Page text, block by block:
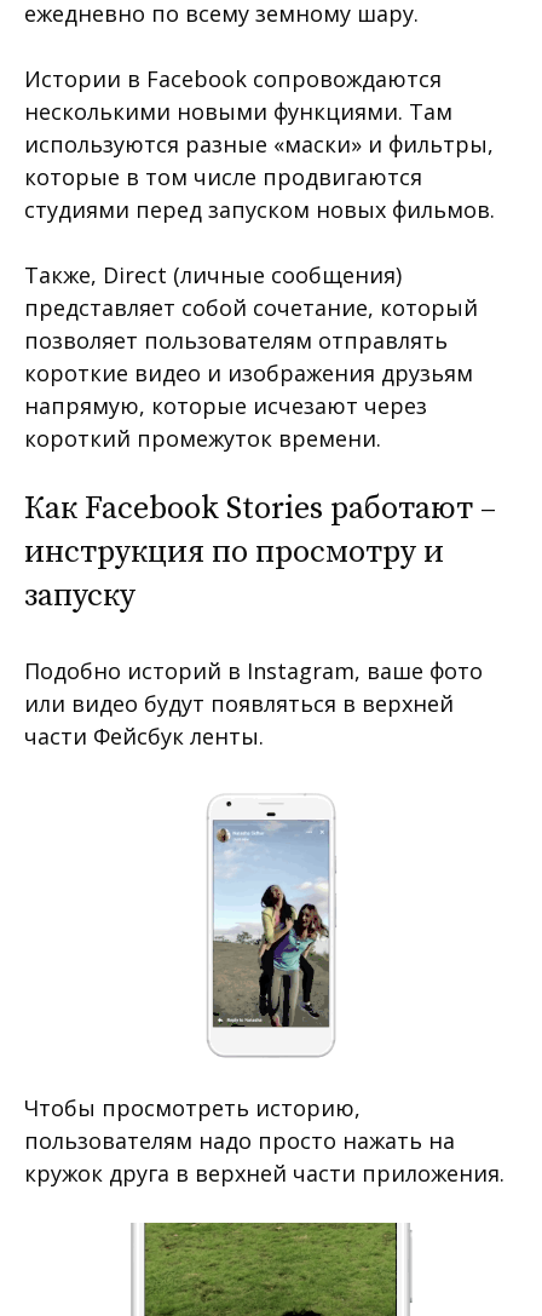
ежедневно по всему земному шару.
Истории в Facebook сопровождаются
несколькими новыми функциями. Там
используются разные «маски» и фильтры,
которые в том числе продвигаются
студиями перед запуском новых фильмов.
Также, Direct (личные сообщения)
представляет собой сочетание, который
позволяет пользователям отправлять
короткие видео и изображения друзьям
напрямую, которые исчезают через
короткий промежуток времени.
Как Facebook Stories работают –
инструкция по просмотру и
запуску
Подобно историй в Instagram, ваше фото
или видео будут появляться в верхней
части Фейсбук ленты.
Чтобы просмотреть историю,
пользователям надо просто нажать на
кружок друга в верхней части приложения.